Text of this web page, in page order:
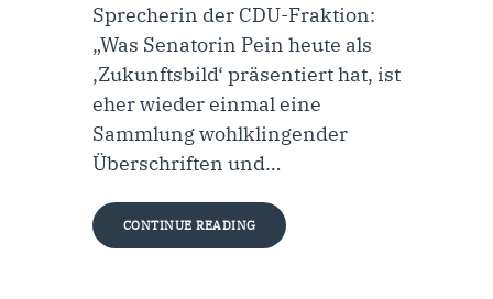
Sprecherin der CDU-Fraktion:
„Was Senatorin Pein heute als
‚Zukunftsbild‘ präsentiert hat, ist
eher wieder einmal eine
Sammlung wohlklingender
Überschriften und…
CONTINUE READING